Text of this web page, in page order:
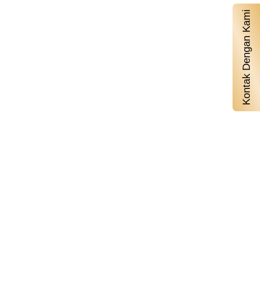
Kontak Dengan Kami